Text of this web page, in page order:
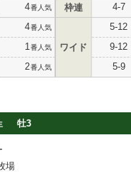
4番人気
4番人気
1 番人気
2番人気
枠連 4-7
ワイド
5-12
9-12
5-9
牡3
場